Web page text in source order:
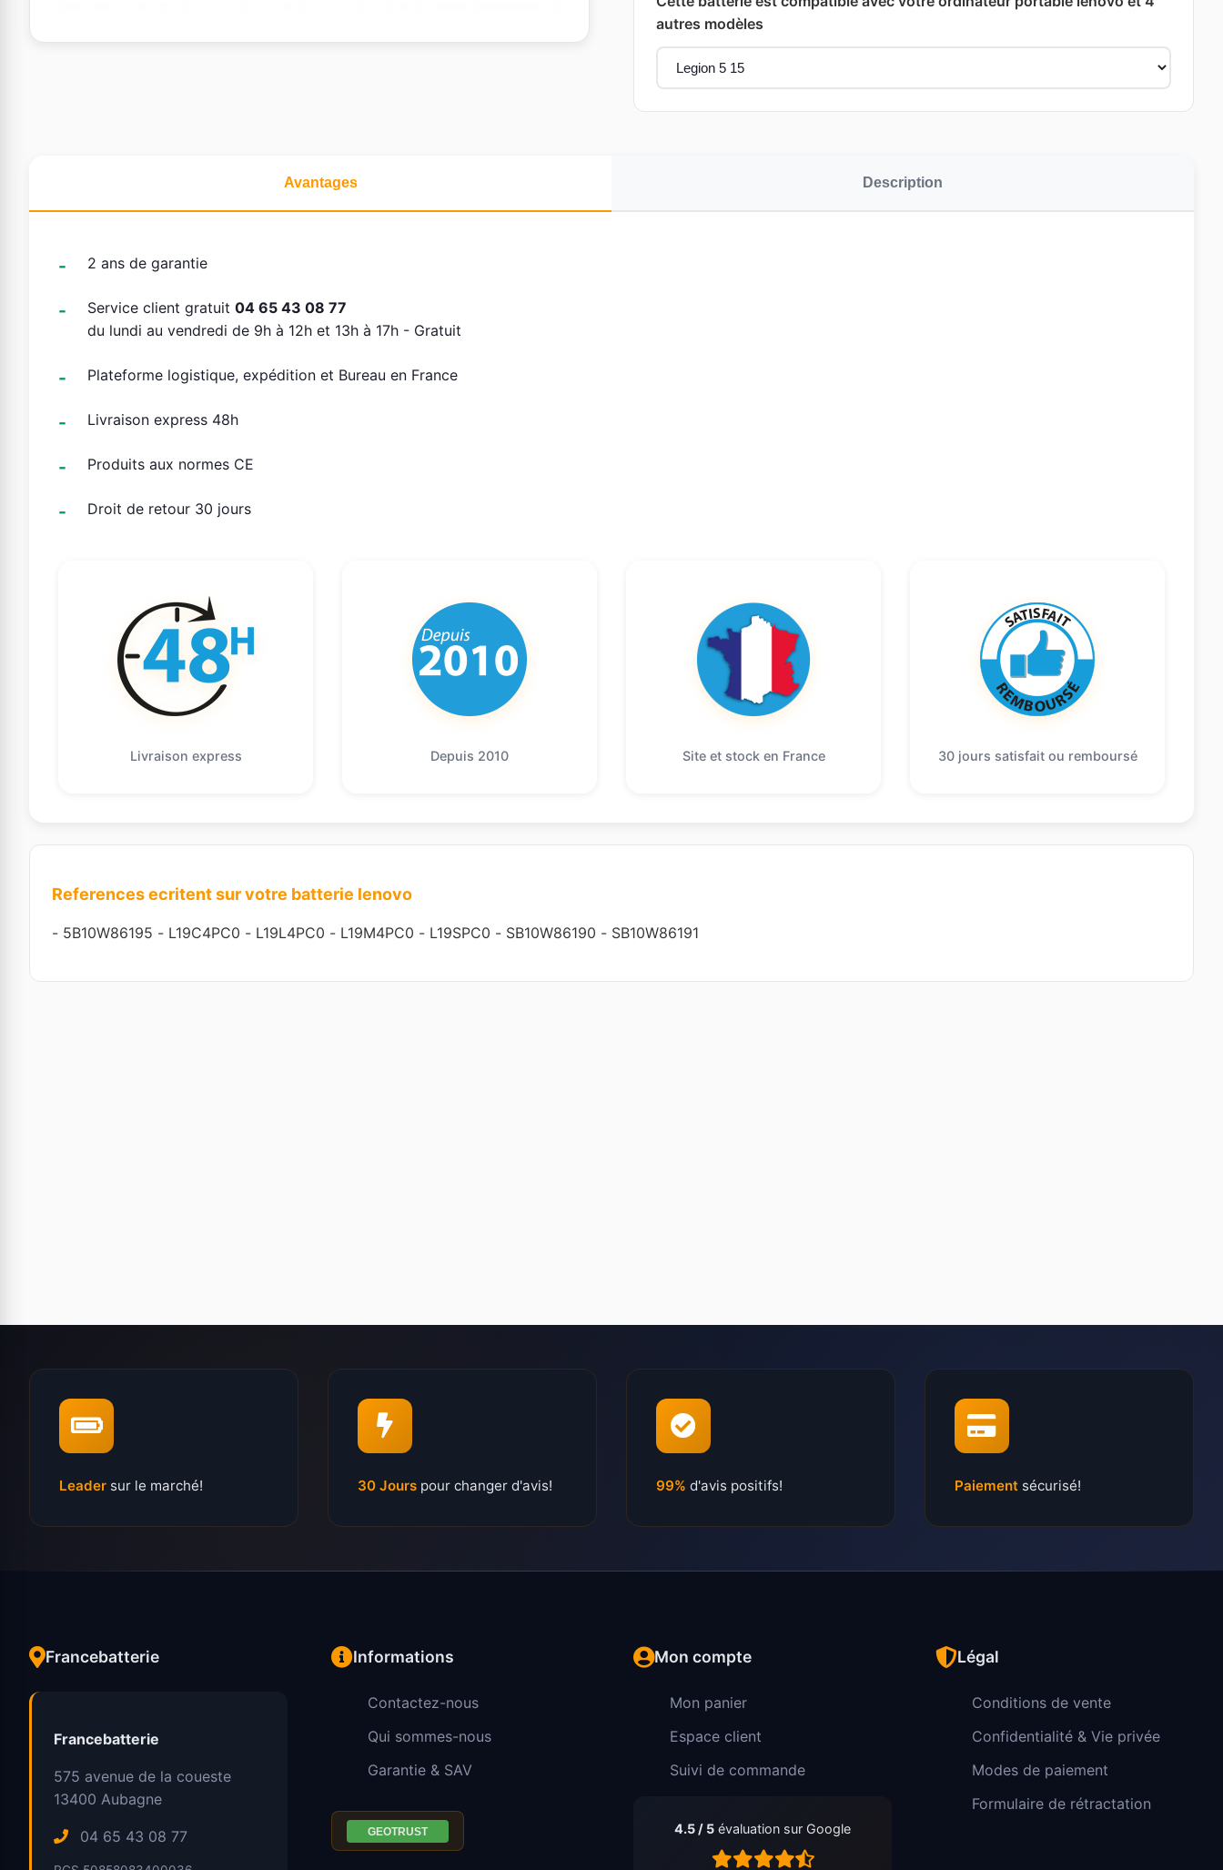
autres modèles
Avantages Description
2 ans de garantie
Service client gratuit 04 65 43 08 77
du lundi au vendredi de 9h à 12h et 13h à 17h - Gratuit
Plateforme logistique, expédition et Bureau en France
Livraison express 48h
Produits aux normes CE
Droit de retour 30 jours
Livraison express Depuis 2010 Site et stock en France 30 jours satisfait ou remboursé
References ecritent sur votre batterie lenovo
- 5B10W86195 - L19C4PC0 - L19L4PC0 - L19M4PC0 - L19SPC0 - SB10W86190 - SB10W86191
Leader sur le marché! 30 Jours pour changer d'avis! 99% d'avis positifs! Paiement sécurisé!
Francebatterie
Francebatterie
575 avenue de la coueste
13400 Aubagne
04 65 43 08 77
Informations
Contactez-nous
Qui sommes-nous
Garantie & SAV
Mon compte
Mon panier
Espace client
Suivi de commande
4.5 / 5 évaluation sur Google
Légal
Conditions de vente
Confidentialité & Vie privée
Modes de paiement
Formulaire de rétractation